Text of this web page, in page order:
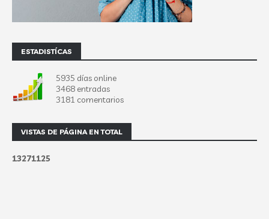
ESTADISTÍCAS
5935 días online
3468 entradas
3181 comentarios
VISTAS DE PÁGINA EN TOTAL
13271125